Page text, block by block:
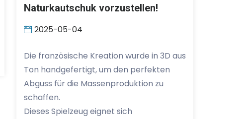
Naturkautschuk vorzustellen!
2025-05-04
Die französische Kreation wurde in 3D aus
Ton handgefertigt, um den perfekten
Abguss für die Massenproduktion zu
schaffen.
Dieses Spielzeug eignet sich